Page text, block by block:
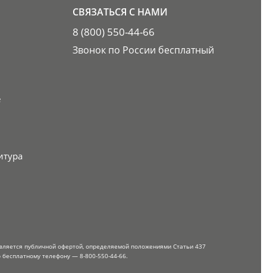
СВЯЗАТЬСЯ С НАМИ
8 (800) 550-44-66
Звонок по России бесплатный
публичной офертой, определяемой положениями Статьи 437
телефону — 8-800-550-44-66.